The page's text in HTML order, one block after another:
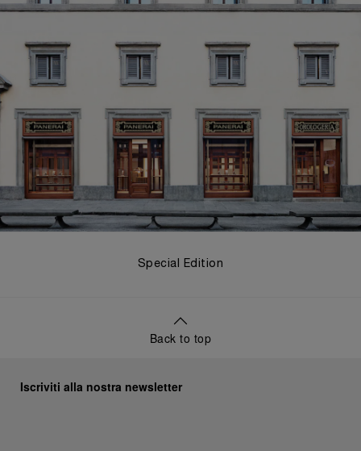
Special Edition
Back to top
Iscriviti alla nostra newsletter